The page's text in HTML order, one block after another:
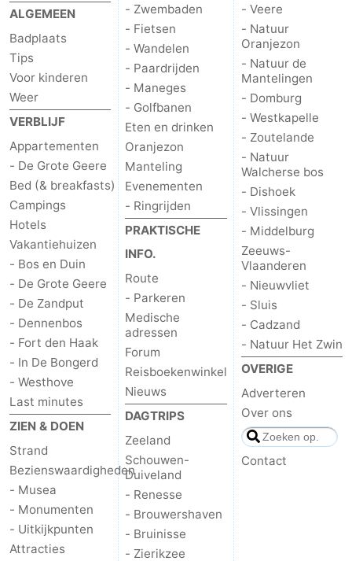
Duiveland
-
Renesse
-
Brouwershaven
-
Bruinisse
-
Zierikzee
-
Natuur
Oosterschelde
-
Haamstede
Natuur
Kop
van
Schouwen
Walcheren
-
Veere
-
Natuur
Oranjezon
Natuur
de
Mantelingen
-
Domburg
-
Westkapelle
Zoutelande
Natuur
-
ALGEMEEN
Badplaats
Tips
Voor kinderen
Weer
VERBLIJF
Appartementen
- De Grote Geere
Bed (& breakfasts)
Campings
Hotels
Vakantiehuizen
- Bos en Duin
- De Grote Geere
- De Zandput
- Dennenbos
- Fort den Haak
- In De Bongerd
- Westhove
Last minutes
ZIEN & DOEN
Strand
Bezienswaardigheden
- Musea
- Monumenten
- Uitkijkpunten
Attracties
- Zwembaden
- Fietsen
- Wandelen
- Paardrijden
- Maneges
- Golfbanen
Eten en drinken
Oranjezon
Manteling
Evenementen
- Ringrijden
PRAKTISCHE
INFO.
Route
- Parkeren
Medische
adressen
Forum
Reisboekenwinkel
Nieuws
DAGTRIPS
Zeeland
Schouwen-
Duiveland
- Renesse
- Brouwershaven
- Bruinisse
- Zierikzee
- Veere
- Natuur
Oranjezon
- Natuur de
Mantelingen
- Domburg
- Westkapelle
- Zoutelande
- Natuur
Walcherse bos
- Dishoek
- Vlissingen
- Middelburg
Zeeuws-
Vlaanderen
- Nieuwvliet
- Sluis
- Cadzand
- Natuur Het Zwin
OVERIGE
Adverteren
Over ons
Contact